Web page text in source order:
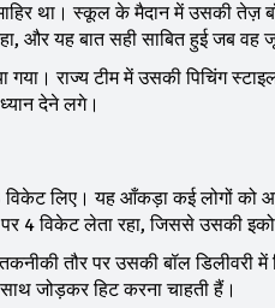
था। स्कूल के मैदान में उसकी तेज़
यह बात सही साबित हुई जब वह
राज्य टीम में उसकी पिचिंग
देने लगे।
विकेट लिए। यह आँकड़ा कई लोगों को
लेता रहा, जिससे उसकी
तौर पर उसकी बॉल डिलीवरी
जोड़कर हिट करना चाहती हैं।